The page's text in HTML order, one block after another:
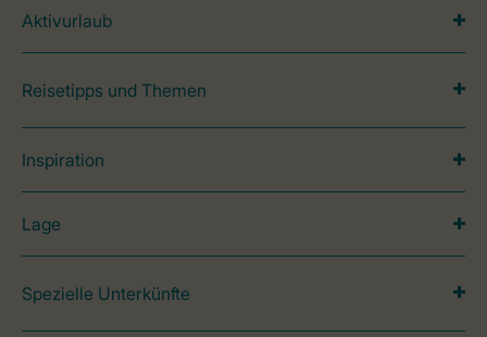
Aktivurlaub
Reisetipps und Themen
Inspiration
Lage
Spezielle Unterkünfte